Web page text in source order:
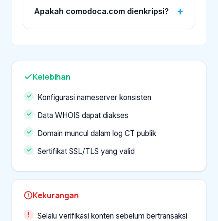
Apakah comodoca.com dienkripsi?
Kelebihan
Konfigurasi nameserver konsisten
Data WHOIS dapat diakses
Domain muncul dalam log CT publik
Sertifikat SSL/TLS yang valid
Kekurangan
Selalu verifikasi konten sebelum bertransaksi